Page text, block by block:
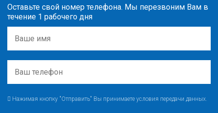
Оставьте свой номер телефона. Мы перезвоним Вам в
течение 1 рабочего дня
Нажимая кнопку "Отправить" Вы принимаете условия передачи данных.